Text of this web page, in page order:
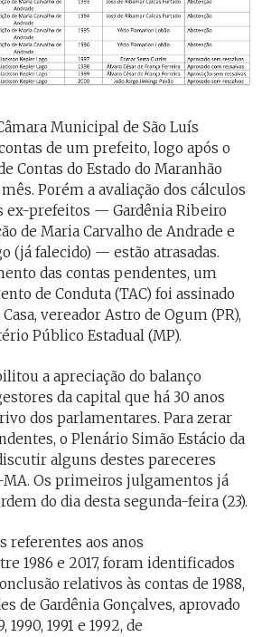
Municipal de São Luís
de um prefeito, logo após o
Contas do Estado do Maranhão
Porém a avaliação dos cálculos
ex-prefeitos — Gardênia Ribeiro
de Maria Carvalho de Andrade e
(já falecido) — estão atrasadas.
das contas pendentes, um
de Conduta (TAC) foi assinado
vereador Astro de Ogum (PR),
Público Estadual (MP).
a apreciação do balanço
da capital que há 30 anos
dos parlamentares. Para zerar
o Plenário Simão Estácio da
alguns destes pareceres
MA. Os primeiros julgamentos já
do dia desta segunda-feira (23).
referentes aos anos
1986 e 2017, foram identificados
relativos às contas de 1988,
de Gardênia Gonçalves, aprovado
1991 e 1992, de